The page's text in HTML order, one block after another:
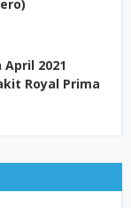
2021
Royal Prima